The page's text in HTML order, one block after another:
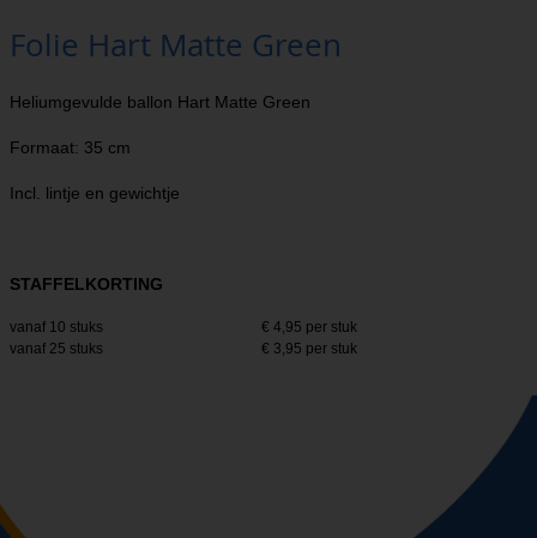
Folie Hart Matte Green
Heliumgevulde ballon Hart Matte Green
Formaat: 35 cm
Incl. lintje en gewichtje
STAFFELKORTING
vanaf 10 stuks
€ 4,95 per stuk
vanaf 25 stuks
€ 3,95 per stuk